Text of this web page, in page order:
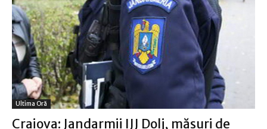
Ultima Oră
Craiova: Jandarmii IJJ Dolj, măsuri de